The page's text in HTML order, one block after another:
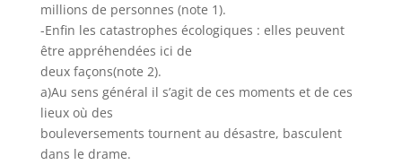
millions de personnes (note 1).
-Enfin les catastrophes écologiques : elles peuvent
être appréhendées ici de
deux façons(note 2).
a)Au sens général il s’agit de ces moments et de ces
lieux où des
bouleversements tournent au désastre, basculent
dans le drame.